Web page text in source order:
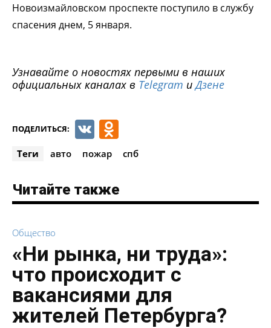
Новоизмайловском проспекте поступило в службу
спасения днем, 5 января.
Узнавайте о новостях первыми в наших
официальных каналах в Telegram иДзене
ПОДЕЛИТЬСЯ: VK
Теги авто пожар спб
Читайте также
Общество
«Ни рынка, ни труда»:
что происходит с
вакансиями для
жителей Петербурга?